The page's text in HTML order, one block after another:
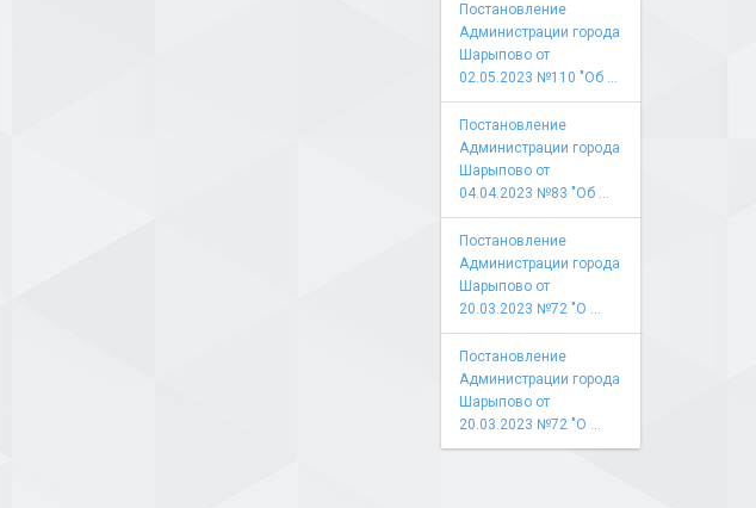
Постановление
Администрации города
Шарыпово от
02.05.2023 №110 "Об ...
Постановление
Администрации города
Шарыпово от
04.04.2023 №83 "Об ...
Постановление
Администрации города
Шарыпово от
20.03.2023 №72 "О ...
Постановление
Администрации города
Шарыпово от
20.03.2023 №72 "О ...